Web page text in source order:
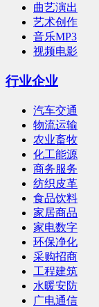
曲艺演出
艺术创作
音乐MP3
视频电影
行业企业
汽车交通
物流运输
农业畜牧
化工能源
商务服务
纺织皮革
食品饮料
家居商品
家电数字
环保净化
采购招商
工程建筑
水暖安防
广电通信